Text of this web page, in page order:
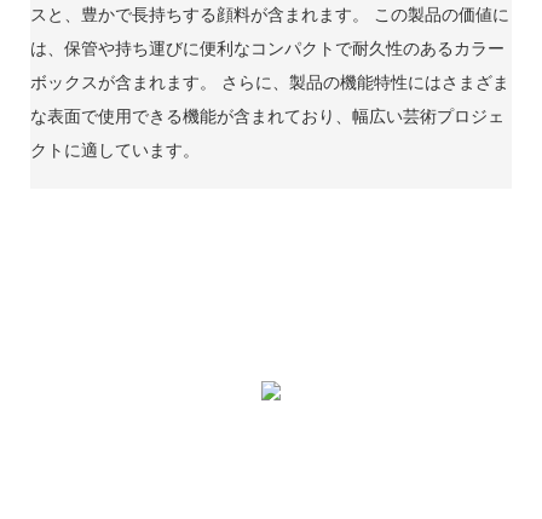
スと、豊かで長持ちする顔料が含まれます。 この製品の価値に
は、保管や持ち運びに便利なコンパクトで耐久性のあるカラー
ボックスが含まれます。 さらに、製品の機能特性にはさまざま
な表面で使用できる機能が含まれており、幅広い芸術プロジェ
クトに適しています。